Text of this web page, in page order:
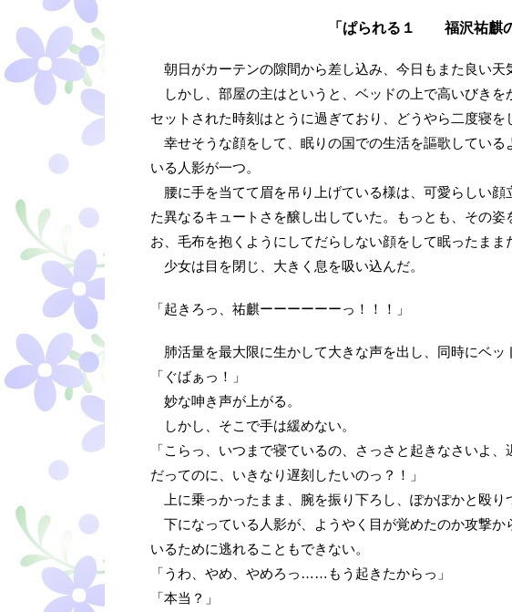
「ぱられる１ 福沢祐麒
朝日がカーテンの隙間から差し込み、今日もまた良い天
しかし、部屋の主はというと、ベッドの上で高いびき
セットされた時刻はとうに過ぎており、どうやら二度寝を
幸せそうな顔をして、眠りの国での生活を謳歌している
いる人影が一つ。
腰に手を当てて眉を吊り上げている様は、可愛らしい顔
た異なるキュートさを醸し出していた。もっとも、その
お、毛布を抱くようにしてだらしない顔をして眠ったまま
少女は目を閉じ、大きく息を吸い込んだ。
「起きろっ、祐麒ーーーーーーっ！！！」
肺活量を最大限に生かして大きな声を出し、同時にベッ
「ぐばぁっ！」
妙な呻き声が上がる。
しかし、そこで手は緩めない。
「こらっ、いつまで寝ているの、さっさと起きなさいよ
だってのに、いきなり遅刻したいのっ？！」
上に乗っかったまま、腕を振り下ろし、ぽかぽかと殴り
下になっている人影が、ようやく目が覚めたのか攻撃か
いるために逃れることもできない。
「うわ、やめ、やめろっ……もう起きたからっ」
「本当？」